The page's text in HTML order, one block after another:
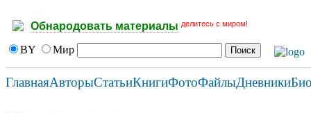
Обнародовать материалы делитесь с миром!
BY Мир
ГлавнаяАвторыСтатьиКнигиФотоФайлыДневники